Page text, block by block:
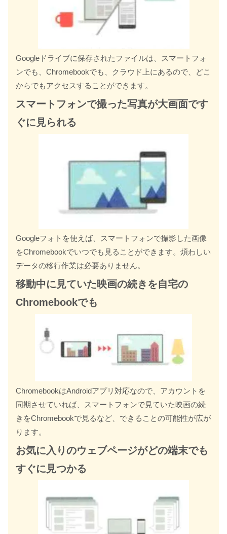
Googleドライブに保存されたファイルは、スマートフォ
ンでも、Chromebookでも、クラウド上にあるので、どこ
からでもアクセスすることができます。
スマートフォンで撮った写真が大画面です
ぐに見られる
Googleフォトを使えば、スマートフォンで撮影した画像
をChromebookでいつでも見ることができます。煩わしい
データの移行作業は必要ありません。
移動中に見ていた映画の続きを自宅の
Chromebookでも
ChromebookはAndroidアプリ対応なので、アカウントを
同期させていれば、スマートフォンで見ていた映画の続
きをChromebookで見るなど、できることの可能性が広が
ります。
お気に入りのウェブページがどの端末でも
すぐに見つかる